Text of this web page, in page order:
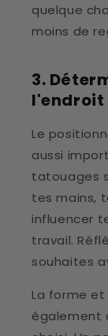
quelque
moins de
3.
l'endroit
Le
aussi
tatouages
tes mains,
influencer
travail.
souhaites
La forme
également